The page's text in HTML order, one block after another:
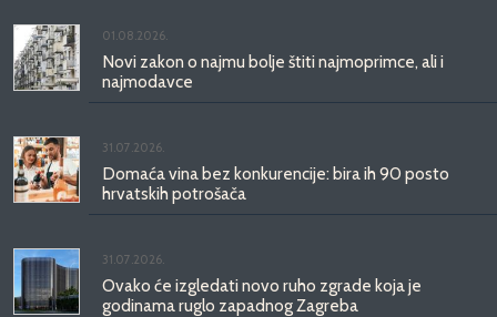
01.08.2026.
Novi zakon o najmu bolje štiti najmoprimce, ali i
najmodavce
31.07.2026.
Domaća vina bez konkurencije: bira ih 90 posto
hrvatskih potrošača
31.07.2026.
Ovako će izgledati novo ruho zgrade koja je
godinama ruglo zapadnog Zagreba